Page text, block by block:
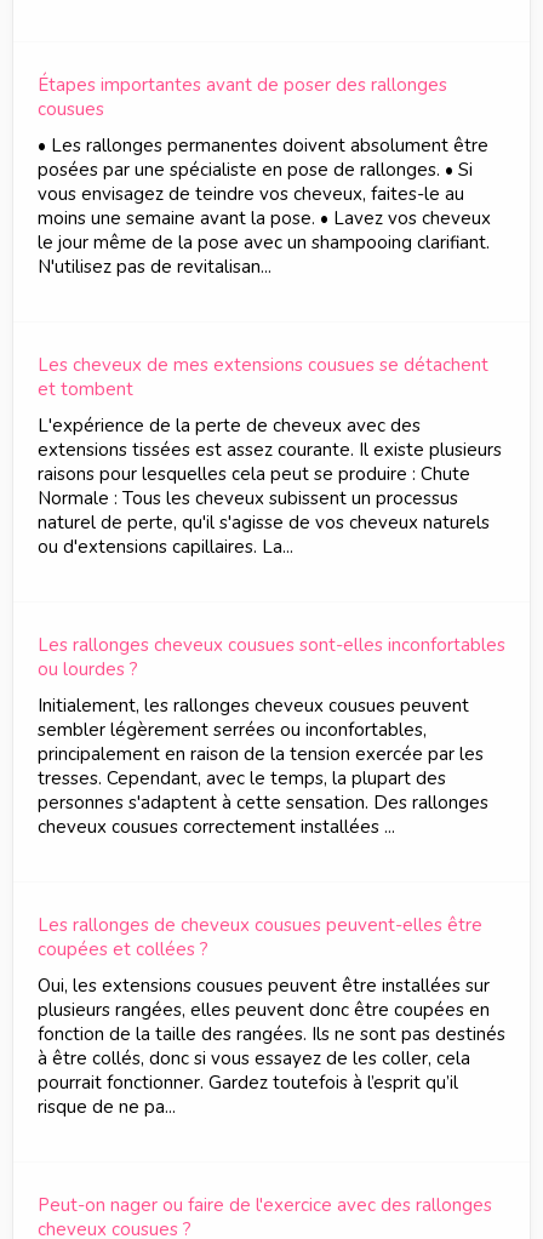
Étapes importantes avant de poser des rallonges
cousues
• Les rallonges permanentes doivent absolument être
posées par une spécialiste en pose de rallonges. • Si
vous envisagez de teindre vos cheveux, faites-le au
moins une semaine avant la pose. • Lavez vos cheveux
le jour même de la pose avec un shampooing clarifiant.
N'utilisez pas de revitalisan...
Les cheveux de mes extensions cousues se détachent
et tombent
L'expérience de la perte de cheveux avec des
extensions tissées est assez courante. Il existe plusieurs
raisons pour lesquelles cela peut se produire : Chute
Normale : Tous les cheveux subissent un processus
naturel de perte, qu'il s'agisse de vos cheveux naturels
ou d'extensions capillaires. La...
Les rallonges cheveux cousues sont-elles inconfortables
ou lourdes ?
Initialement, les rallonges cheveux cousues peuvent
sembler légèrement serrées ou inconfortables,
principalement en raison de la tension exercée par les
tresses. Cependant, avec le temps, la plupart des
personnes s'adaptent à cette sensation. Des rallonges
cheveux cousues correctement installées ...
Les rallonges de cheveux cousues peuvent-elles être
coupées et collées ?
Oui, les extensions cousues peuvent être installées sur
plusieurs rangées, elles peuvent donc être coupées en
fonction de la taille des rangées. Ils ne sont pas destinés
à être collés, donc si vous essayez de les coller, cela
pourrait fonctionner. Gardez toutefois à l’esprit qu’il
risque de ne pa...
Peut-on nager ou faire de l'exercice avec des rallonges
cheveux cousues ?